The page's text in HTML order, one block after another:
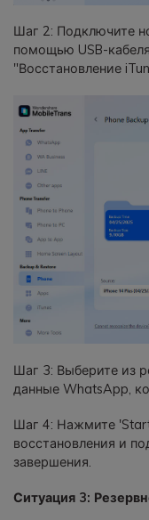
Шаг 2: Подключите
помощью USB-
"Восстановление
Шаг 3: Выберите из
данные WhatsApp,
Шаг 4: Нажмите
восстановления и
завершения.
Ситуация 3: